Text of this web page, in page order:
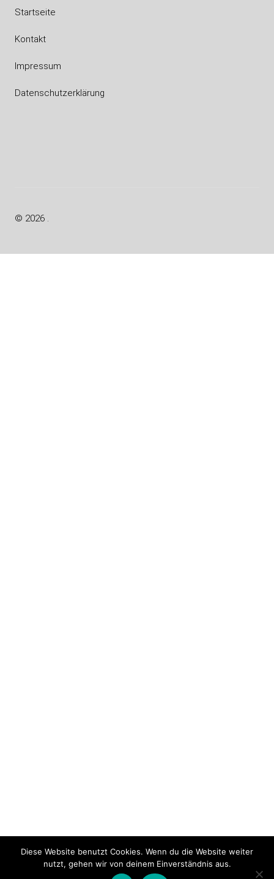
Startseite
Kontakt
Impressum
Datenschutzerklärung
© 2026 .
Diese Website benutzt Cookies. Wenn du die Website weiter
nutzt, gehen wir von deinem Einverständnis aus.